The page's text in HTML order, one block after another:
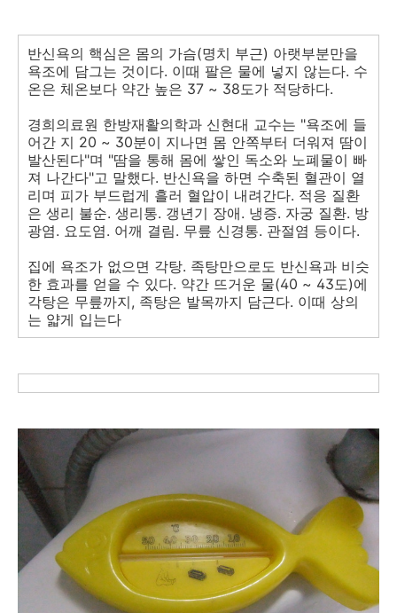
반신욕의 핵심은 몸의 가슴(명치 부근) 아랫부분만을
욕조에 담그는 것이다. 이때 팔은 물에 넣지 않는다. 수
온은 체온보다 약간 높은 37 ~ 38도가 적당하다.
경희의료원 한방재활의학과 신현대 교수는 "욕조에 들
어간 지 20 ~ 30분이 지나면 몸 안쪽부터 더워져 땀이
발산된다"며 "땀을 통해 몸에 쌓인 독소와 노폐물이 빠
져 나간다"고 말했다. 반신욕을 하면 수축된 혈관이 열
리며 피가 부드럽게 흘러 혈압이 내려간다. 적응 질환
은 생리 불순. 생리통. 갱년기 장애. 냉증. 자궁 질환. 방
광염. 요도염. 어깨 결림. 무릎 신경통. 관절염 등이다.
집에 욕조가 없으면 각탕. 족탕만으로도 반신욕과 비슷
한 효과를 얻을 수 있다. 약간 뜨거운 물(40 ~ 43도)에
각탕은 무릎까지, 족탕은 발목까지 담근다. 이때 상의
는 얇게 입는다